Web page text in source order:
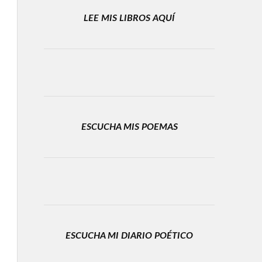
LEE MIS LIBROS AQUÍ
ESCUCHA MIS POEMAS
ESCUCHA MI DIARIO POÉTICO